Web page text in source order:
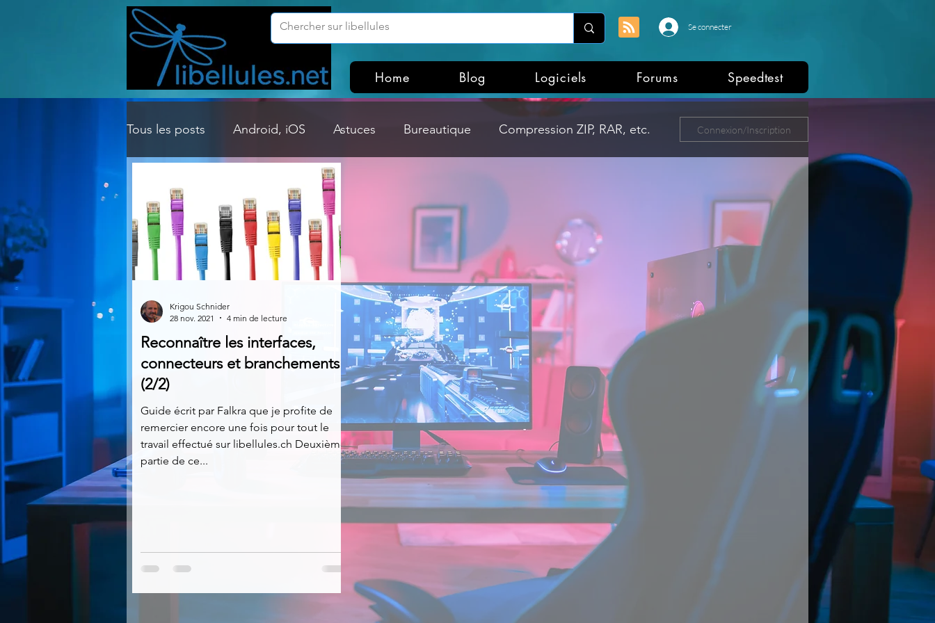
Se connecter
Home Blog Logiciels Forums Speedtest
Tous les posts Android, iOS Astuces Bureautique Compression ZIP, RAR, etc.
Customisation Windows Divers
Gestion Système Graphisme Internet
Linux Loisir et divertissement Mises à jour
Multimedia Navigateurs News Nirsoft Occupation disque
Photographie Réseaux Réseaux sociaux Sécurité Services en ligne
Video Logiciels les plus recherchés
Connexion/Inscription
Reconnaître les interfaces,
connecteurs et branchements
(2/2)
Guide écrit par Falkra que je profite de
remercier encore une fois pour tout le
travail effectué sur libellules.ch Deuxième
partie de ce...
Krigou Schnider
28 nov. 2021
4 min de lecture